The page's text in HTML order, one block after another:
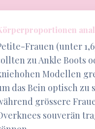
Frauen (unter
zu Ankle Boots
Modellen
das Bein optisch zu
grössere
souverän